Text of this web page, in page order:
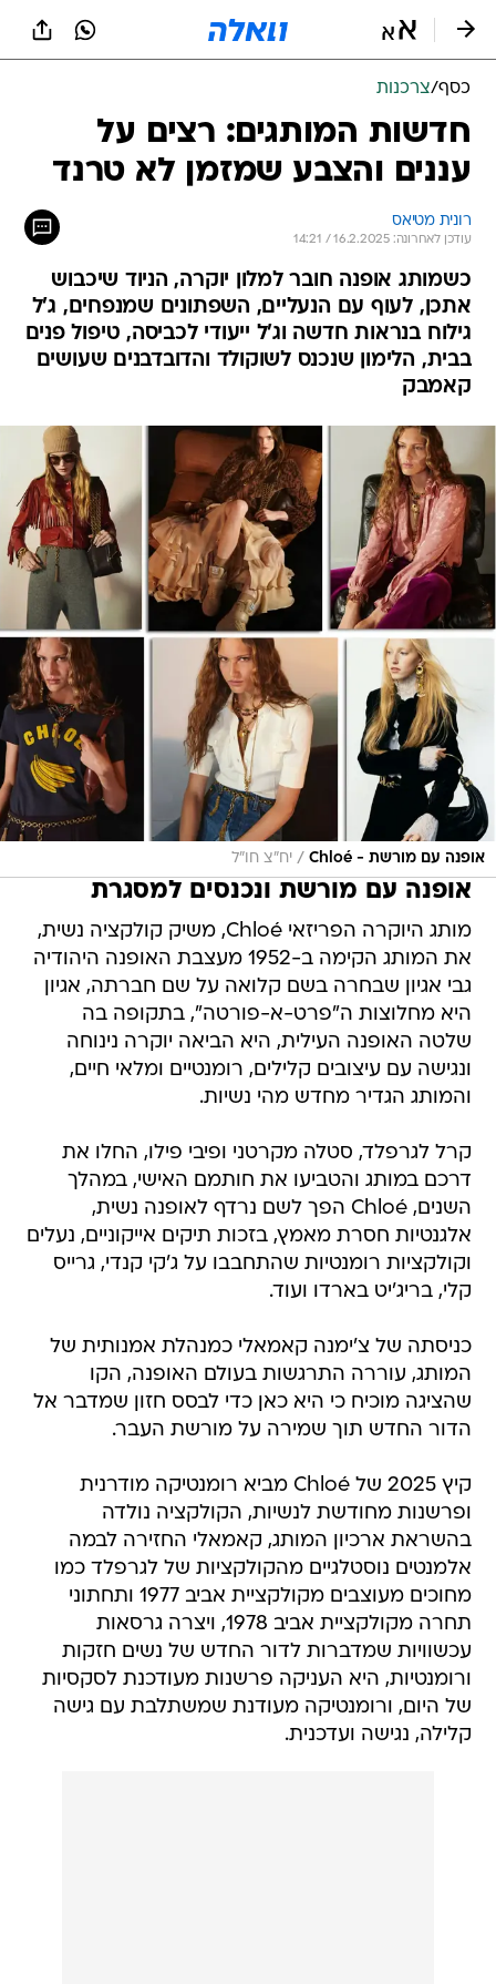
כסף/צרכנות
חדשות המותגים: רצים על
עננים והצבע שמזמן לא טרנד
רונית מטיאס
עודכן לאחרונה: 16.2.2025 / 14:21
כשמותג אופנה חובר למלון יוקרה, הניוד שיכבוש
אתכן, לעוף עם הנעליים, השפתונים שמנפחים, ג'ל
גילוח בנראות חדשה וג'ל ייעודי לכביסה, טיפול פנים
בבית, הלימון שנכנס לשוקולד והדובדבנים שעושים
קאמבק
אופנה עם מורשת - Chloé / יח"צ חו"ל
אופנה עם מורשת ונכנסים למסגרת
מותג היוקרה הפריזאי Chloé, משיק קולקציה נשית,
את המותג הקימה ב-1952 מעצבת האופנה היהודיה
גבי אגיון שבחרה בשם קלואה על שם חברתה, אגיון
היא מחלוצות ה"פרט-א-פורטה", בתקופה בה
שלטה האופנה העילית, היא הביאה יוקרה נינוחה
ונגישה עם עיצובים קלילים, רומנטיים ומלאי חיים,
והמותג הגדיר מחדש מהי נשיות.
קרל לגרפלד, סטלה מקרטני ופיבי פילו, החלו את
דרכם במותג והטביעו את חותמם האישי, במהלך
השנים, Chloé הפך לשם נרדף לאופנה נשית,
אלגנטיות חסרת מאמץ, בזכות תיקים אייקוניים, נעלים
וקולקציות רומנטיות שהתחבבו על ג'קי קנדי, גרייס
קלי, בריג'יט בארדו ועוד.
כניסתה של צ'ימנה קאמאלי כמנהלת אמנותית של
המותג, עוררה התרגשות בעולם האופנה, הקו
שהציגה מוכיח כי היא כאן כדי לבסס חזון שמדבר אל
הדור החדש תוך שמירה על מורשת העבר.
קיץ 2025 של Chloé מביא רומנטיקה מודרנית
ופרשנות מחודשת לנשיות, הקולקציה נולדה
בהשראת ארכיון המותג, קאמאלי החזירה לבמה
אלמנטים נוסטלגיים מהקולקציות של לגרפלד כמו
מחוכים מעוצבים מקולקציית אביב 1977 ותחתוני
תחרה מקולקציית אביב 1978, ויצרה גרסאות
עכשוויות שמדברות לדור החדש של נשים חזקות
ורומנטיות, היא העניקה פרשנות מעודכנת לסקסיות
של היום, ורומנטיקה מעודנת שמשתלבת עם גישה
קלילה, נגישה ועדכנית.